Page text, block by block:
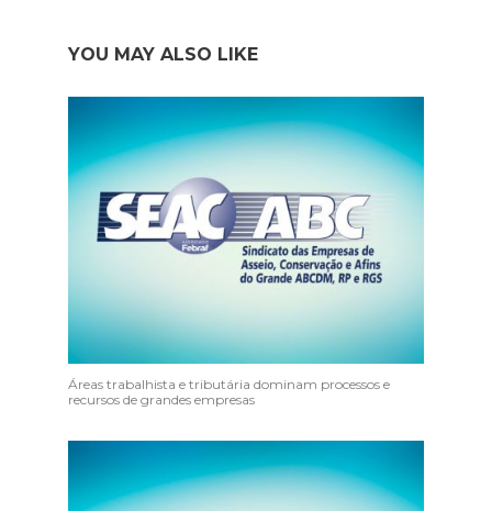
YOU MAY ALSO LIKE
Áreas trabalhista e tributária dominam processos e
recursos de grandes empresas